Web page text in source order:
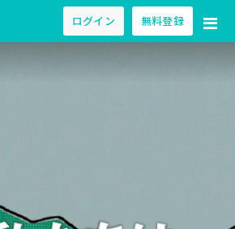
ログイン 無料登録